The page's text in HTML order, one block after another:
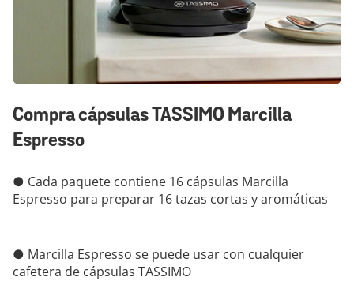
Compra cápsulas TASSIMO Marcilla
Espresso
● Cada paquete contiene 16 cápsulas Marcilla
Espresso para preparar 16 tazas cortas y aromáticas
● Marcilla Espresso se puede usar con cualquier
cafetera de cápsulas TASSIMO